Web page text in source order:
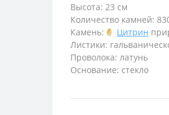
Высота: 23 см
Количество камней:
Камень:
Цитрин
Листики:
Проволока: латунь
Основание: стекло